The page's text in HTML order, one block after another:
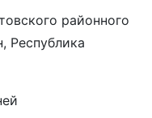
районного
Республика